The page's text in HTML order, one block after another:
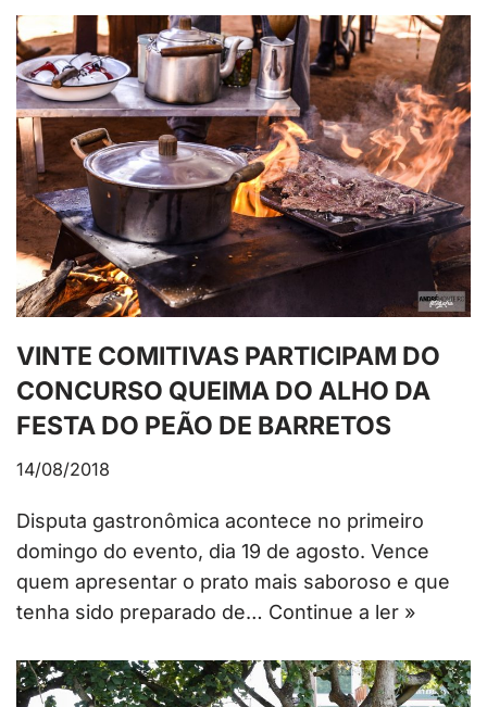
VINTE COMITIVAS PARTICIPAM DO
CONCURSO QUEIMA DO ALHO DA
FESTA DO PEÃO DE BARRETOS
14/08/2018
Disputa gastronômica acontece no primeiro
domingo do evento, dia 19 de agosto. Vence
quem apresentar o prato mais saboroso e que
tenha sido preparado de… Continue a ler »